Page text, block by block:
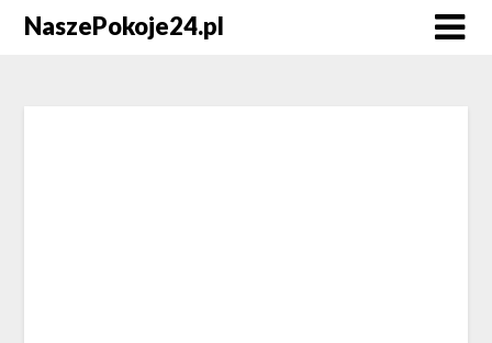
NaszePokoje24.pl